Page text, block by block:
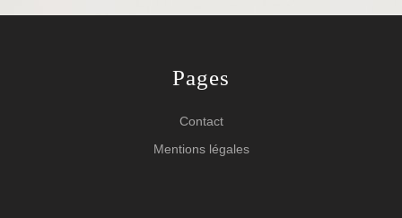
Pages
Contact
Mentions légales